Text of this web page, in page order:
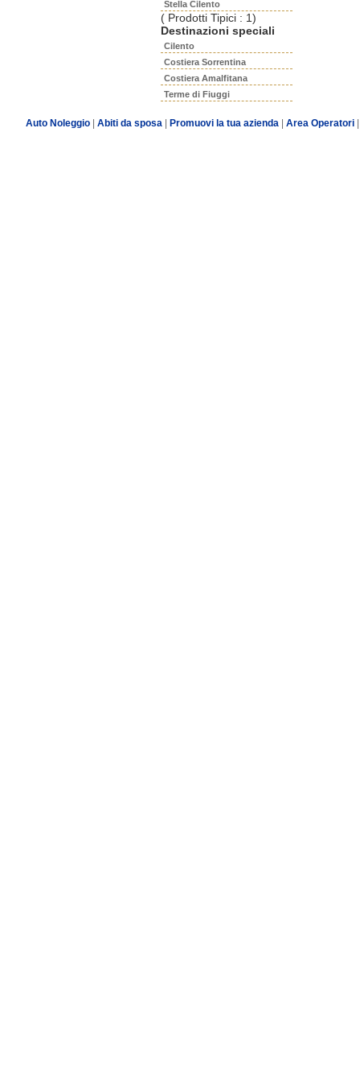
Stella Cilento
( Prodotti Tipici : 1)
Destinazioni speciali
Cilento
Costiera Sorrentina
Costiera Amalfitana
Terme di Fiuggi
Auto Noleggio| Abiti da sposa| Promuovi la tua azienda Area Operatori